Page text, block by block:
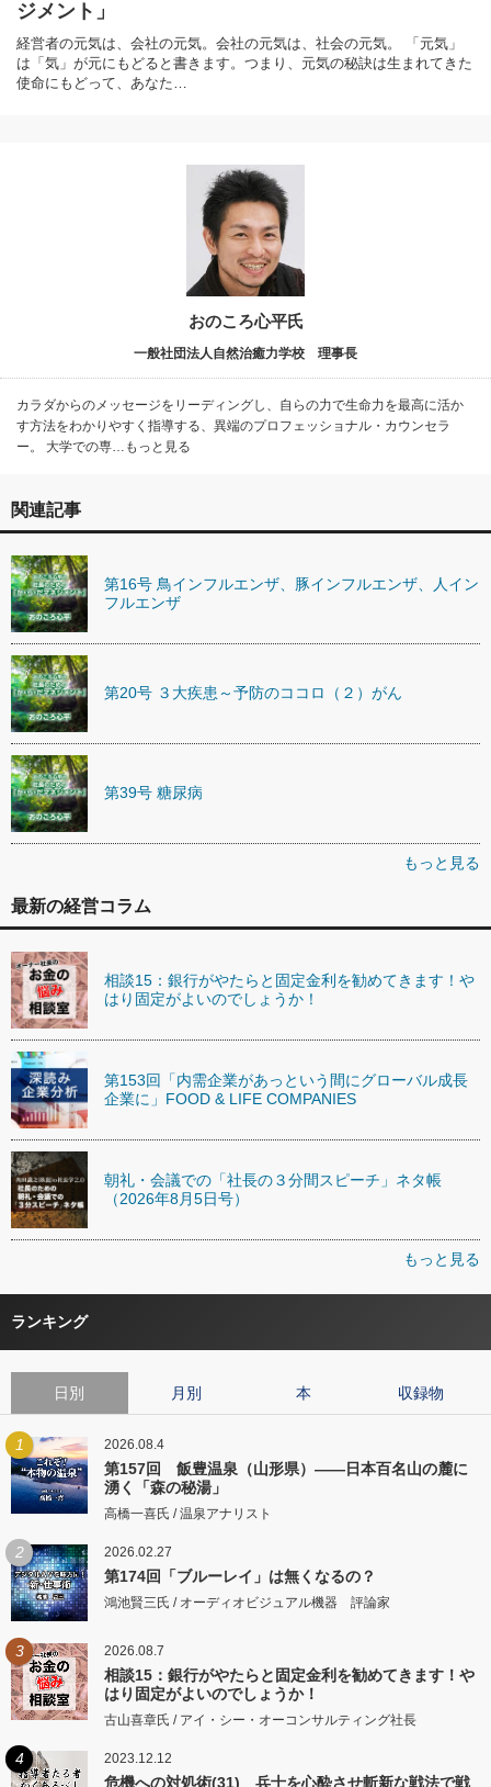
ジメント」
経営者の元気は、会社の元気。会社の元気は、社会の元気。 「元気」
は「気」が元にもどると書きます。つまり、元気の秘訣は生まれてきた
使命にもどって、あなた…
おのころ心平氏
一般社団法人自然治癒力学校 理事長
カラダからのメッセージをリーディングし、自らの力で生命力を最高に活か
す方法をわかりやすく指導する、異端のプロフェッショナル・カウンセラ
ー。 大学での専…もっと見る
関連記事
第16号 鳥インフルエンザ、豚インフルエンザ、人イン
フルエンザ
第20号 ３大疾患～予防のココロ（２）がん
第39号 糖尿病
もっと見る
最新の経営コラム
相談15：銀行がやたらと固定金利を勧めてきます！や
はり固定がよいのでしょうか！
第153回「内需企業があっという間にグローバル成長
企業に」FOOD & LIFE COMPANIES
朝礼・会議での「社長の３分間スピーチ」ネタ帳
（2026年8月5日号）
もっと見る
ランキング
日別 月別 本 収録物
1 2026.08.4
第157回 飯豊温泉（山形県）――日本百名山の麓に
湧く「森の秘湯」
高橋一喜氏 / 温泉アナリスト
2 2026.02.27
第174回「ブルーレイ」は無くなるの？
鴻池賢三氏 / オーディオビジュアル機器 評論家
3 2026.08.7
相談15：銀行がやたらと固定金利を勧めてきます！や
はり固定がよいのでしょうか！
古山喜章氏 / アイ・シー・オーコンサルティング社長
4 2023.12.12
危機への対処術(31) 兵士を心酔させ斬新な戦法で戦